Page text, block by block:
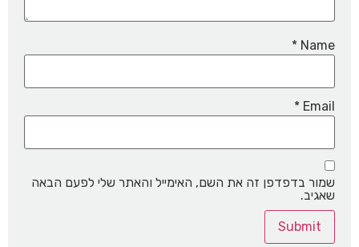
Name
*
Email
*
שמור בדפדפן זה את השם, האימייל והאתר שלי לפעם הבאה
שאגיב.